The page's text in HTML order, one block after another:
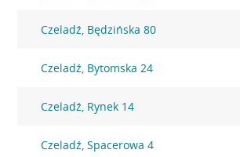
Czeladź, Będzińska 80
Czeladź, Bytomska 24
Czeladź, Rynek 14
Czeladź, Spacerowa 4